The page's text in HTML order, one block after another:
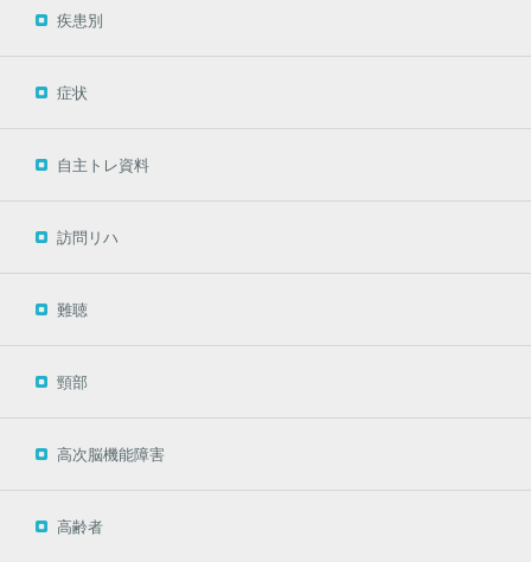
疾患別
症状
自主トレ資料
訪問リハ
難聴
頸部
高次脳機能障害
高齢者